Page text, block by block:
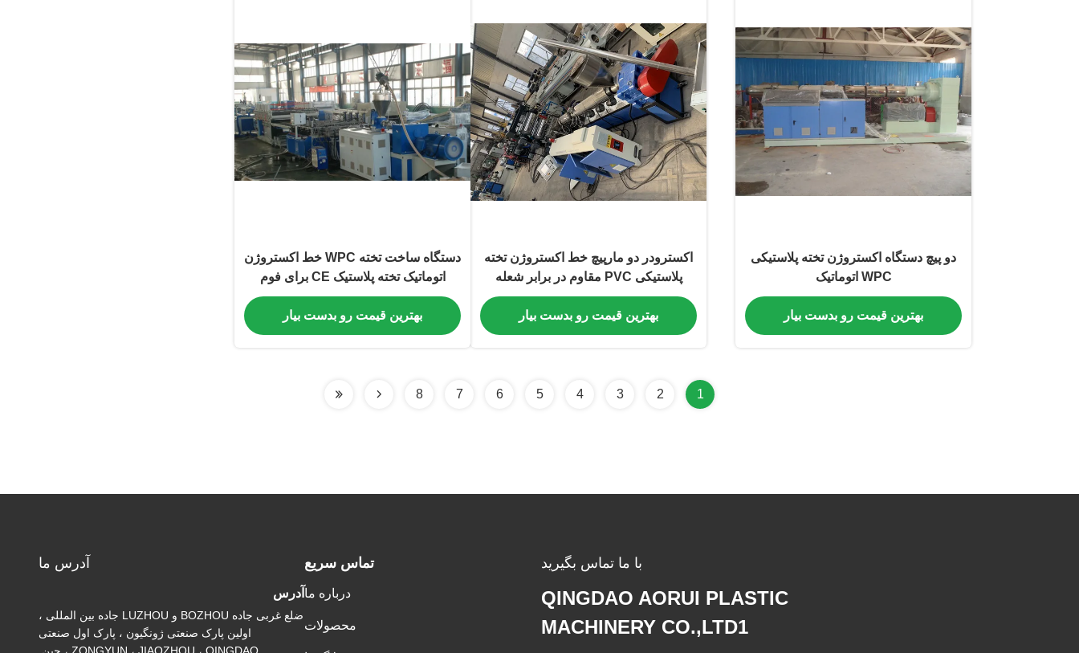
دو پیچ دستگاه اکستروژن تخته پلاستیکی
WPC اتوماتیک
بهترین قیمت رو بدست بیار
اکسترودر دو مارپیچ خط اکستروژن تخته
پلاستیکی PVC مقاوم در برابر شعله
بهترین قیمت رو بدست بیار
دستگاه ساخت تخته WPC خط اکستروژن
اتوماتیک تخته پلاستیک CE برای فوم
پوسته
بهترین قیمت رو بدست بیار
1
2
3
4
5
6
7
8
با ما تماس بگیرید
QINGDAO AORUI PLASTIC
MACHINERY CO.,LTD1
تماس سریع
درباره ما
محصولات
آدرس ما
آدرس
ضلع غربی جاده BOZHOU و LUZHOU جاده بین المللی ،
اولین پارک صنعتی ژونگیون ، پارک اول صنعتی